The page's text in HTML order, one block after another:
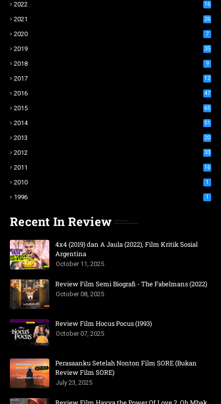
2022 16
2021 26
2020 7
2019 35
2018 9
2017 12
2016 47
2015 65
2014 51
2013 20
2012 33
2011 16
2010 1
1996 1
Recent In Review
4x4 (2019) dan A Jaula (2022), Film Kritik Sosial
Argentina
October 11, 2025
Review Film Semi Biografi - The Fabelmans (2022)
October 08, 2025
Review Film Hocus Pocus (1993)
October 07, 2025
Perasaanku Setelah Nonton Film SORE (Bukan
Review Film SORE)
July 23, 2025